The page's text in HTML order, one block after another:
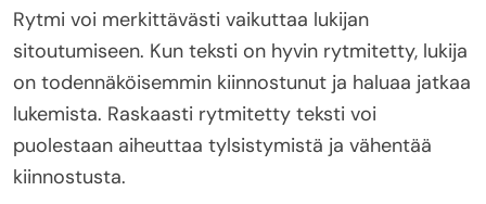
Rytmi voi merkittävästi vaikuttaa lukijan
sitoutumiseen. Kun teksti on hyvin rytmitetty, lukija
on todennäköisemmin kiinnostunut ja haluaa jatkaa
lukemista. Raskaasti rytmitetty teksti voi
puolestaan aiheuttaa tylsistymistä ja vähentää
kiinnostusta.